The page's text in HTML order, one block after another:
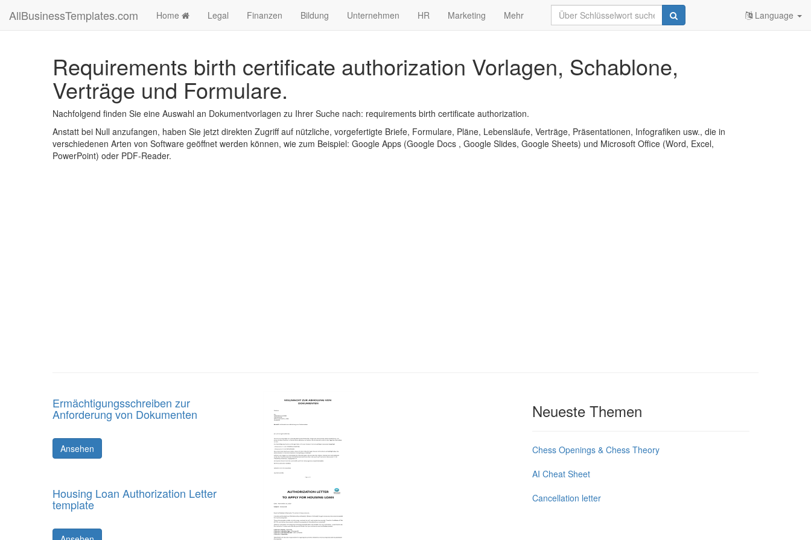
AllBusinessTemplates.com Home Legal Finanzen Bildung Unternehmen HR Marketing Mehr Language
Requirements birth certificate authorization Vorlagen, Schablone,
Verträge und Formulare.
Nachfolgend finden Sie eine Auswahl an Dokumentvorlagen zu Ihrer Suche nach: requirements birth certificate authorization.
Anstatt bei Null anzufangen, haben Sie jetzt direkten Zugriff auf nützliche, vorgefertigte Briefe, Formulare, Pläne, Lebensläufe, Verträge, Präsentationen, Infografiken usw., die in
verschiedenen Arten von Software geöffnet werden können, wie zum Beispiel: Google Apps (Google Docs , Google Slides, Google Sheets) und Microsoft Office (Word, Excel,
PowerPoint) oder PDF-Reader.
Ermächtigungsschreiben zur
Anforderung von Dokumenten
Ansehen
Housing Loan Authorization Letter
template
Neueste Themen
Chess Openings & Chess Theory
AI Cheat Sheet
Cancellation letter